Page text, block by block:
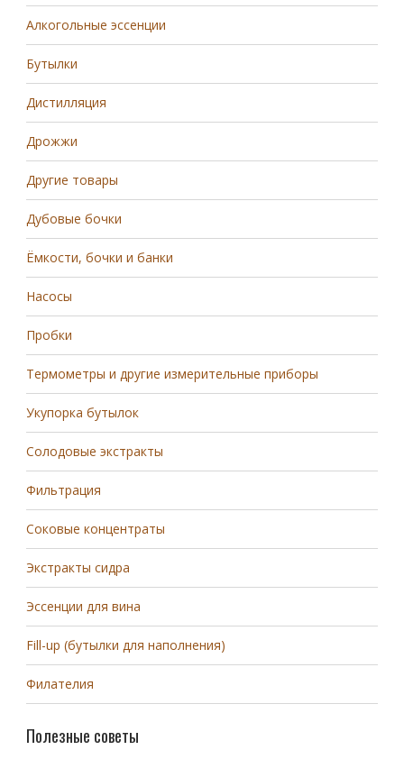
Алкогольные эссенции
Бутылки
Дистилляция
Дрожжи
Другие товары
Дубовые бочки
Ёмкости, бочки и банки
Насосы
Пробки
Термометры и другие измерительные приборы
Укупорка бутылок
Солодовые экстракты
Фильтрация
Соковые концентраты
Экстракты сидра
Эссенции для вина
Fill-up (бутылки для наполнения)
Филателия
Полезные советы